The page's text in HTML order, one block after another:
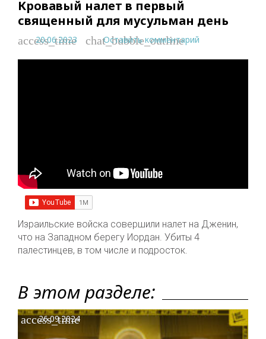
Кровавый налет в первый
священный для мусульман день
access_time
20.06.2023 chat_bubble_outline
Оставить комментарий
Израильские войска совершили налет на Дженин,
что на Западном берегу Иордан. Убиты 4
палестинцев, в том числе и подросток.
В этом разделе:
access_time
26.09.2024